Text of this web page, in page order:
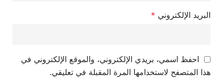
البريد الإلكتروني *
احفظ اسمي، بريدي الإلكتروني، والموقع الإلكتروني في
هذا المتصفح لاستخدامها المرة المقبلة في تعليقي.